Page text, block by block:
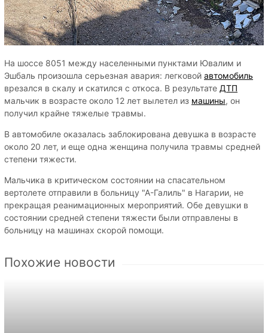
На шоссе 8051 между населенными пунктами Ювалим и
Эшбаль произошла серьезная авария: легковой автомобиль
врезался в скалу и скатился с откоса. В результате ДТП
мальчик в возрасте около 12 лет вылетел из машины, он
получил крайне тяжелые травмы.
В автомобиле оказалась заблокирована девушка в возрасте
около 20 лет, и еще одна женщина получила травмы средней
степени тяжести.
Мальчика в критическом состоянии на спасательном
вертолете отправили в больницу "А-Галиль" в Нагарии, не
прекращая реанимационных мероприятий. Обе девушки в
состоянии средней степени тяжести были отправлены в
больницу на машинах скорой помощи.
Похожие новости